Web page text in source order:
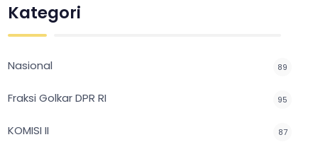
Kategori
Nasional 89
Fraksi Golkar DPR RI 95
KOMISI II 87